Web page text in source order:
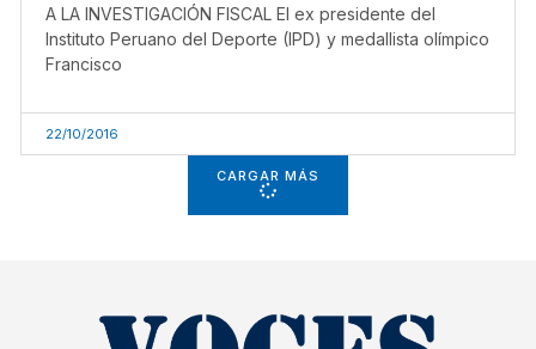
A LA INVESTIGACIÓN FISCAL El ex presidente del
Instituto Peruano del Deporte (IPD) y medallista olímpico
Francisco
22/10/2016
CARGAR MÁS